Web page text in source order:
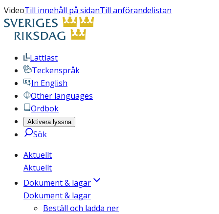
VideoTill innehåll på sidanTill anförandelistan
Lättläst
Teckenspråk
In English
Other languages
Ordbok
Aktivera lyssna
Sök
Aktuellt
Aktuellt
Dokument & lagar
Dokument & lagar
Beställ och ladda ner